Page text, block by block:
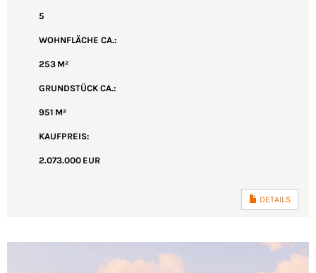
5
WOHNFLÄCHE CA.:
253 M²
GRUND­STÜCK CA.:
951 M²
KAUFPREIS:
2.073.000 EUR
DETAILS